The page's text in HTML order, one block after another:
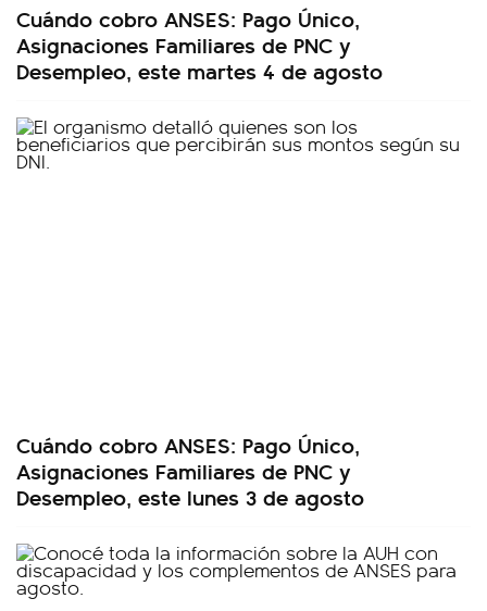
Cuándo cobro ANSES: Pago Único,
Asignaciones Familiares de PNC y
Desempleo, este martes 4 de agosto
Cuándo cobro ANSES: Pago Único,
Asignaciones Familiares de PNC y
Desempleo, este lunes 3 de agosto